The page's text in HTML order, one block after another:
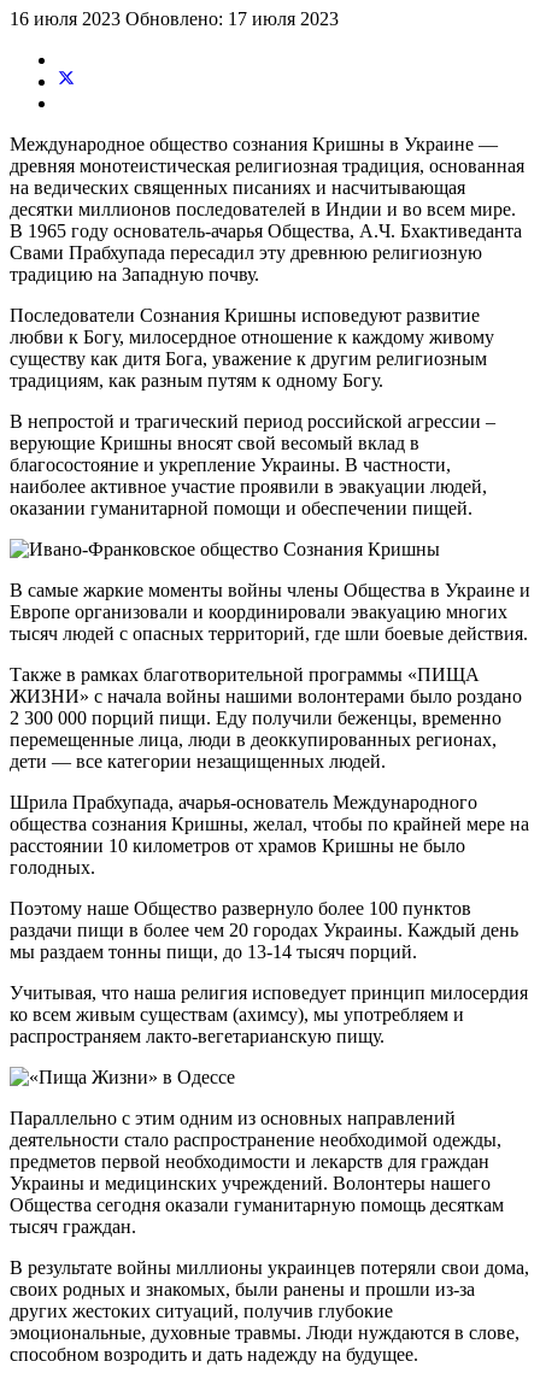
16 июля 2023 Обновлено: 17 июля 2023
Международное общество сознания Кришны в Украине —
древняя монотеистическая религиозная традиция, основанная
на ведических священных писаниях и насчитывающая
десятки миллионов последователей в Индии и во всем мире.
В 1965 году основатель-ачарья Общества, А.Ч. Бхактиведанта
Свами Прабхупада пересадил эту древнюю религиозную
традицию на Западную почву.
Последователи Сознания Кришны исповедуют развитие
любви к Богу, милосердное отношение к каждому живому
существу как дитя Бога, уважение к другим религиозным
традициям, как разным путям к одному Богу.
В непростой и трагический период российской агрессии –
верующие Кришны вносят свой весомый вклад в
благосостояние и укрепление Украины. В частности,
наиболее активное участие проявили в эвакуации людей,
оказании гуманитарной помощи и обеспечении пищей.
В самые жаркие моменты войны члены Общества в Украине и
Европе организовали и координировали эвакуацию многих
тысяч людей с опасных территорий, где шли боевые действия.
Также в рамках благотворительной программы «ПИЩА
ЖИЗНИ» с начала войны нашими волонтерами было роздано
2 300 000 порций пищи. Еду получили беженцы, временно
перемещенные лица, люди в деоккупированных регионах,
дети — все категории незащищенных людей.
Шрила Прабхупада, ачарья-основатель Международного
общества сознания Кришны, желал, чтобы по крайней мере на
расстоянии 10 километров от храмов Кришны не было
голодных.
Поэтому наше Общество развернуло более 100 пунктов
раздачи пищи в более чем 20 городах Украины. Каждый день
мы раздаем тонны пищи, до 13-14 тысяч порций.
Учитывая, что наша религия исповедует принцип милосердия
ко всем живым существам (ахимсу), мы употребляем и
распространяем лакто-вегетарианскую пищу.
Параллельно с этим одним из основных направлений
деятельности стало распространение необходимой одежды,
предметов первой необходимости и лекарств для граждан
Украины и медицинских учреждений. Волонтеры нашего
Общества сегодня оказали гуманитарную помощь десяткам
тысяч граждан.
В результате войны миллионы украинцев потеряли свои дома,
своих родных и знакомых, были ранены и прошли из-за
других жестоких ситуаций, получив глубокие
эмоциональные, духовные травмы. Люди нуждаются в слове,
способном возродить и дать надежду на будущее.